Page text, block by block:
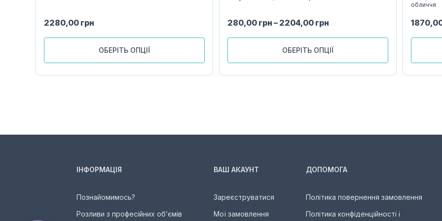
2280,00 грн
ОБЕРІТЬ ОПЦІЇ
280,00 грн – 2204,00 грн
ОБЕРІТЬ ОПЦІЇ
обличчя
ІНФОРМАЦІЯ
Познайомимось?
Розливи з професійних об’ємів
ВАШ АКАУНТ
Зареєструватися
Мої замовлення
ДОПОМОГА
Політика повернення замовлення
Політика конфіденційності і